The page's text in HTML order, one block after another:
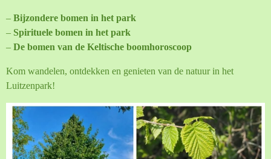
– Bijzondere bomen in het park
– Spirituele bomen in het park
– De bomen van de Keltische boomhoroscoop
Kom wandelen, ontdekken en genieten van de natuur in het
Luitzenpark!